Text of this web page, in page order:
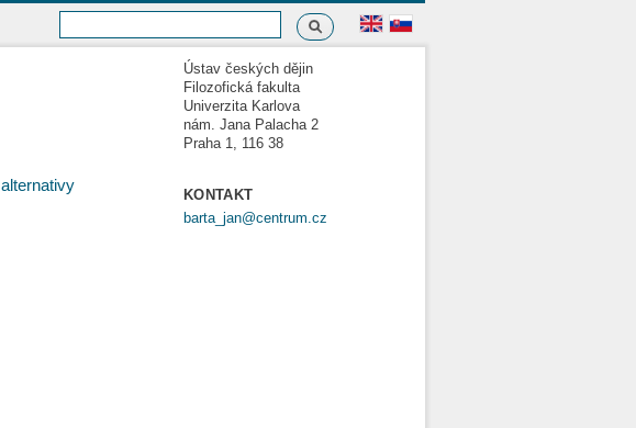
Vyhľadávanie
Vyhľadávanie
Ústav českých dějin
Filozofická fakulta
Univerzita Karlova
nám. Jana Palacha 2
Praha 1, 116 38
KONTAKT
barta_jan@centrum.cz